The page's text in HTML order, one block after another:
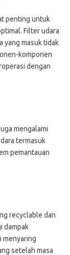
penting untuk
Filter udara
yang masuk tidak
komponen
dengan
mengalami
termasuk
pemantauan
recyclable dan
dampak
menyaring
setelah masa